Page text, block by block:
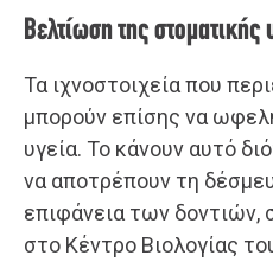
Βελτίωση της στοματικής
Τα ιχνοστοιχεία που
μπορούν επίσης να
υγεία. Το κάνουν αυτό
να αποτρέπουν τη
επιφάνεια των
στο Κέντρο Βιολογίας